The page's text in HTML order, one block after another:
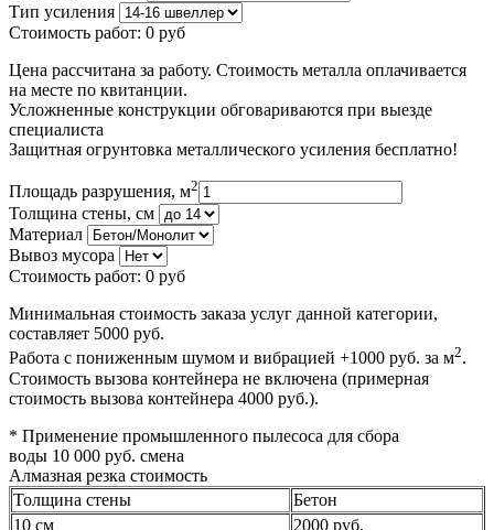
Тип усиления
Стоимость работ: 0 руб
Цена рассчитана за работу. Стоимость металла оплачивается
на месте по квитанции.
Усложненные конструкции обговариваются при выезде
специалиста
Защитная огрунтовка металлического усиления бесплатно!
Площадь разрушения, м2
Толщина стены, см
Материал
Вывоз мусора
Стоимость работ: 0 руб
Минимальная стоимость заказа услуг данной категории,
составляет 5000 руб.
Работа с пониженным шумом и вибрацией +1000 руб. за м2.
Стоимость вызова контейнера не включена (примерная
стоимость вызова контейнера 4000 руб.).
* Применение промышленного пылесоса для сбора
воды 10 000 руб. смена
Алмазная резка стоимость
Толщина стены
Бетон
10 см
2000 руб.